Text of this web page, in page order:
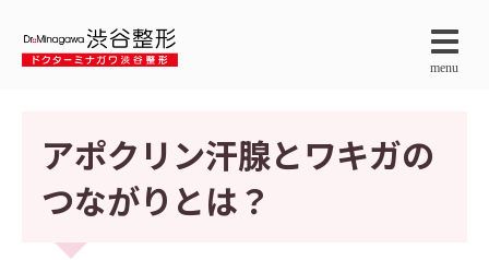
menu
アポクリン汗腺とワキガの
つながりとは？